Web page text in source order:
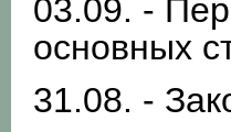
03.09. -
основных
31.08. -